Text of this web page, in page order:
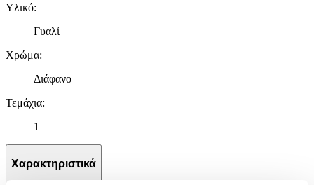
Υλικό:
Γυαλί
Χρώμα:
Διάφανο
Τεμάχια:
1
Χαρακτηριστικά